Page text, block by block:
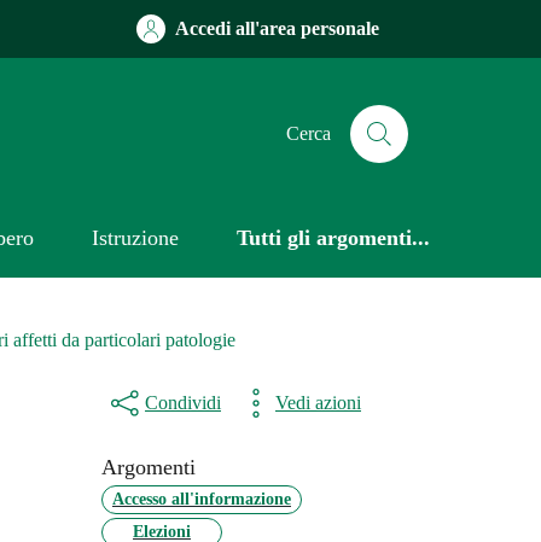
Accedi all'area personale
Cerca
Istruzione Tutti gli argomenti...
affetti da particolari patologie
Condividi Vedi azioni
Argomenti
Accesso all'informazione
Elezioni